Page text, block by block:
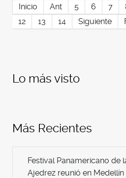
Inicio Ant 5 6 7
12
13 14 Siguiente
Lo más visto
Más Recientes
Festival Panamericano de
Ajedrez reunió en